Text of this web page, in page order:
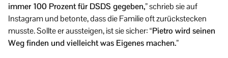
immer 100 Prozent für DSDS gegeben,”schrieb sie auf
Instagram und betonte, dass die Familie oft zurückstecken
musste. Sollte er aussteigen, ist sie sicher:“Pietro wird seinen
Weg finden und vielleicht was Eigenes machen.”